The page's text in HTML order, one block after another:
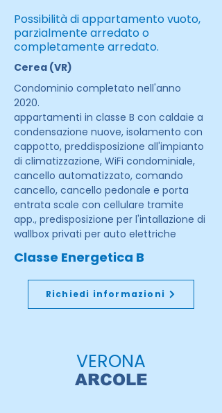
Possibilità di appartamento vuoto,
parzialmente arredato o
completamente arredato.
Cerea (VR)
Condominio completato nell'anno
2020.
appartamenti in classe B con caldaie a
condensazione nuove, isolamento con
cappotto, preddisposizione all'impianto
di climatizzazione, WiFi condominiale,
cancello automatizzato, comando
cancello, cancello pedonale e porta
entrata scale con cellulare tramite
app., predisposizione per l'intallazione di
wallbox privati per auto elettriche
Classe Energetica B
Richiedi informazioni
VERONA
ARCOLE